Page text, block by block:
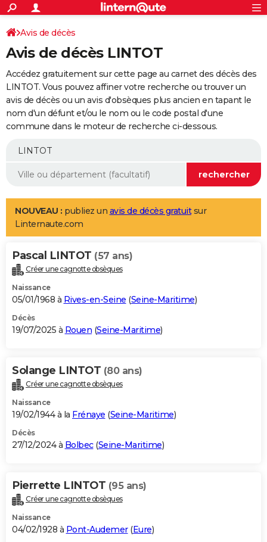
ACTUALITÉS
Politique
Société
Faits Divers
Education
Monde
Villes
+
SPORT
Coupe du monde 2026
Football
Tennis
Cyclisme
Rugby
Forum
Programme TV
TNTStreaming
Cinéma
Sorties cinéma
Musique
+FINANCE
Retraite
Epargne
Immobilier
Risques naturels par ville
Banque
Assurance
AUTO
Essais
Réserver un essai
Citadines
Berlines
SUV
Forum auto
+
Mobiles
Meilleur smartphone
Internet
Ordinateurs
Jeux vidéo
Guide high-tech
Aménagement intérieur
LIFESTYLE
Art de vivre
Bien-être
Loisirs
Mode
Modes de vie
Alimentation
Guide de la santé
Maladies
Médicaments
Sommeil
VOYAGE
Destinations
City break
Voyage nature
Voyage de noces
Forum
Climat
+PHOTO
GUIDES D'ACHAT
BONS PLANS
Carte de Noël
Carte Bonne année
Carte Saint-Valentin
Carte Pâques
Carte d'anniversaire
DICTIONNAIRE
Dictionnaire
Biographies
Citations
Expressions
Proverbes
PROGRAMME TV
S'inscrire
Se connecter
Lycées
Collèges
Primaires
Universités
Entreprises
Service militaire
Avis de recherche
AVIS DE DÉCÈS
Bricolage
Lifestyle
Culture
Sport
Auto
Television
Voyage
Cinema
Avis de décès
Avis de décès LINTOT
Accédez gratuitement sur cette page au carnet des décès des
LINTOT. Vous pouvez affiner votre recherche ou trouver un
avis de décès ou un avis d'obsèques plus ancien en tapant le
nom d'un défunt et/ou le nom ou le code postal d'une
commune dans le moteur de recherche ci-dessous.
NOUVEAU : publiez un avis de décès gratuitsur
Linternaute.com
Pascal LINTOT (57 ans)
Créer une cagnotte obsèques
Naissance
05/01/1968 à Rives-en-Seine (Seine-Maritime)
Décès
19/07/2025 à Rouen (Seine-Maritime)
Solange LINTOT (80 ans)
Créer une cagnotte obsèques
Naissance
19/02/1944 à la Frénaye (Seine-Maritime)
Décès
27/12/2024 à Bolbec(Seine-Maritime)
Pierrette LINTOT (95 ans)
Créer une cagnotte obsèques
Naissance
04/02/1928 à Pont-Audemer(Eure)